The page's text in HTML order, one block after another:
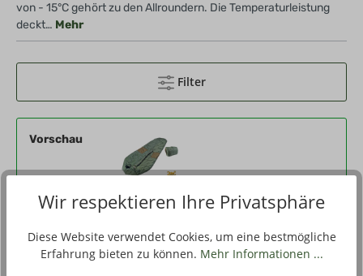
von - 15°C gehört zu den Allroundern. Die Temperaturleistung
deckt… Mehr
Filter
Vorschau
Produktnummer501356-01-000
Eigenschaften oliv, - Schlafsack 3
Wir respektieren Ihre Privatsphäre
Diese Website verwendet Cookies, um eine bestmögliche
Erfahrung bieten zu können. Mehr Informationen ...